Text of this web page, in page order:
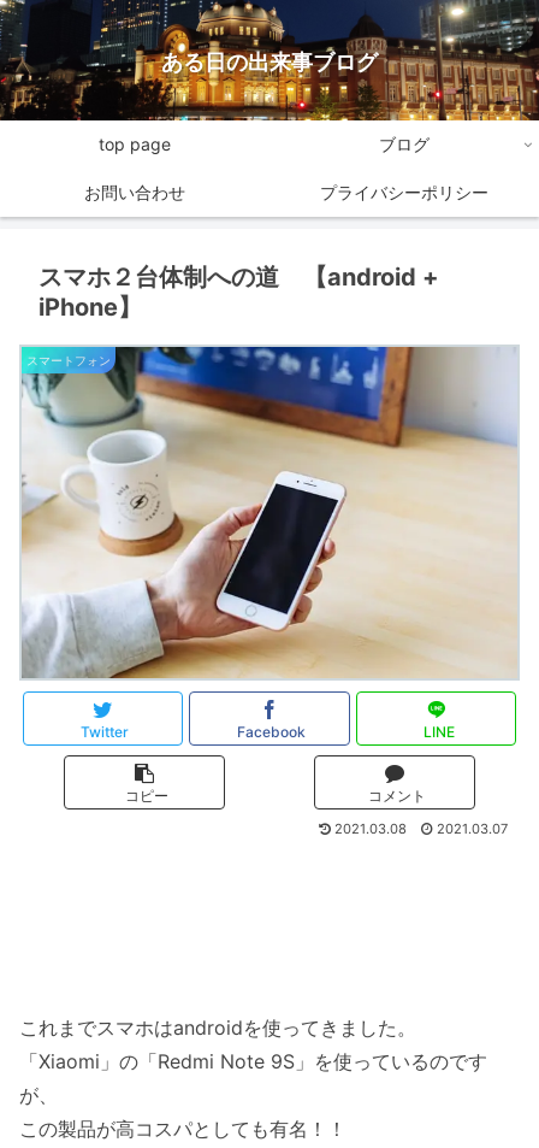
ある日の出来事ブログ
top page ブログ
お問い合わせ プライバシーポリシー
スマホ２台体制への道 【android +
iPhone】
スマートフォン
Twitter Facebook LINE
コピー コメント
2021.03.08 2021.03.07
これまでスマホはandroidを使ってきました。
「Xiaomi」の「Redmi Note 9S」を使っているのです
が、
この製品が高コスパとしても有名！！